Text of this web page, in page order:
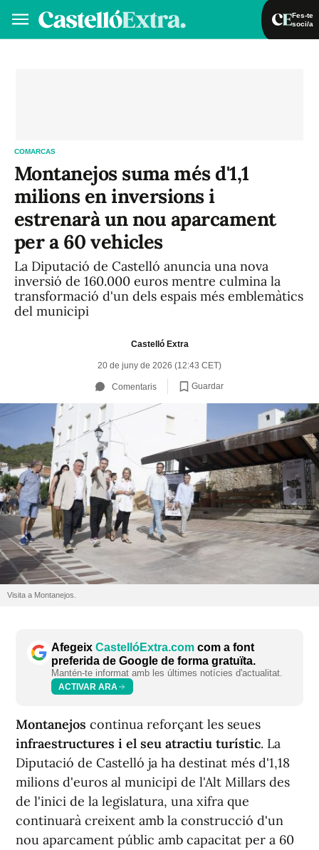
Fes-te
soci/a
COMARCAS
Montanejos suma més d'1,1
milions en inversions i
estrenarà un nou aparcament
per a 60 vehicles
La Diputació de Castelló anuncia una nova
inversió de 160.000 euros mentre culmina la
transformació d'un dels espais més emblemàtics
del municipi
Castelló Extra
20 de juny de 2026 (12:43 CET)
Comentaris Guardar
Visita a Montanejos.
Afegeix CastellóExtra.com com a font
preferida de Google de forma gratuïta.
Mantén-te informat amb les últimes notícies d'actualitat.
ACTIVAR ARA
Montanejos continua reforçant les seues
infraestructures i el seu atractiu turístic. La
Diputació de Castelló ja ha destinat més d'1,18
milions d'euros al municipi de l'Alt Millars des
de l'inici de la legislatura, una xifra que
continuarà creixent amb la construcció d'un
nou aparcament públic amb capacitat per a 60